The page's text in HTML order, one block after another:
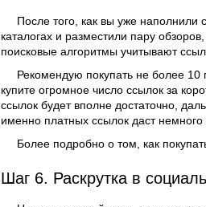
После того, как вы уже наполнили
каталогах и разместили пару
поисковые алгоритмы учитывают
Рекомендую покупать не более 10
купите огромное число ссылок за
ссылок будет вполне достаточно,
именно платных ссылок даст немного
Более подробно о том, как
Шаг 6. Раскрутка в